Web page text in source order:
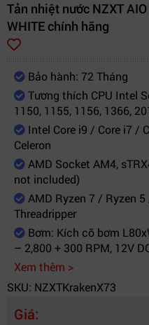
bật
và logo
- Vòng
qua phần
- Quạt Aer
- Dây nối
đặt
Tản nhiệt nước NZXT
WHITE chính hãng
Bảo hành: 72 Tháng
Tương thích CPU Intel
1150, 1155, 1156, 1366,
Intel Core i9 / Core i7 /
Celeron
AMD Socket AM4,
not included)
AMD Ryzen 7 / Ryzen
Threadripper
Bơm: Kích cỡ bơm
– 2,800 + 300 RPM, 12V
Xem thêm >
SKU: NZXTKrakenX73
Giá: